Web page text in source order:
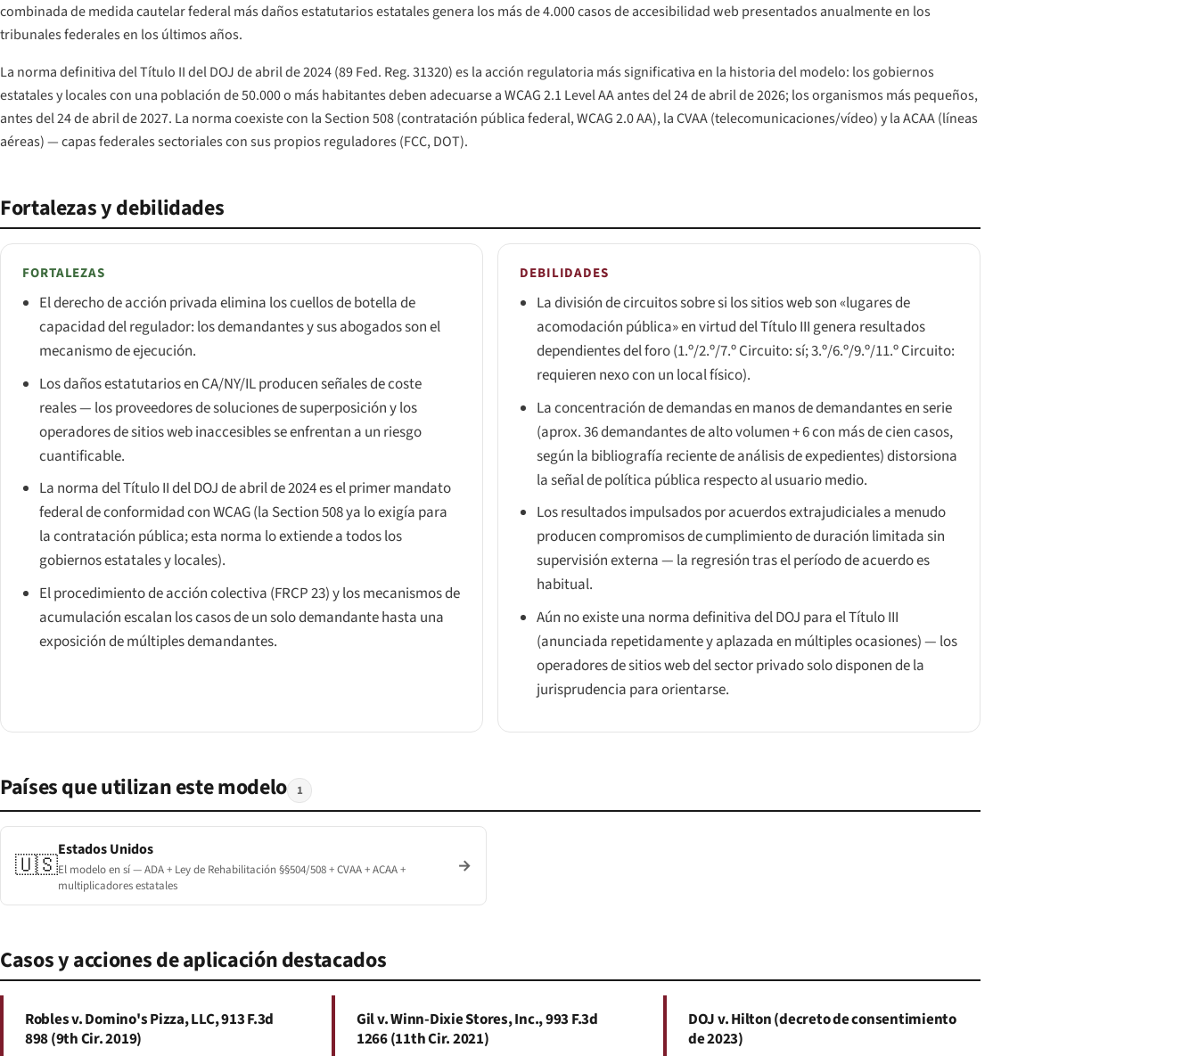
combinada de medida cautelar federal más daños estatutarios estatales genera los más de 4.000 casos de accesibilidad web presentados anualmente en los
tribunales federales en los últimos años.
La norma definitiva del Título II del DOJ de abril de 2024 (89 Fed. Reg. 31320) es la acción regulatoria más significativa en la historia del modelo: los gobiernos
estatales y locales con una población de 50.000 o más habitantes deben adecuarse a WCAG 2.1 Level AA antes del 24 de abril de 2026; los organismos más pequeños,
antes del 24 de abril de 2027. La norma coexiste con la Section 508 (contratación pública federal, WCAG 2.0 AA), la CVAA (telecomunicaciones/vídeo) y la ACAA (líneas
aéreas) — capas federales sectoriales con sus propios reguladores (FCC, DOT).
Fortalezas y debilidades
FORTALEZAS
El derecho de acción privada elimina los cuellos de botella de
capacidad del regulador: los demandantes y sus abogados son el
mecanismo de ejecución.
Los daños estatutarios en CA/NY/IL producen señales de coste
reales — los proveedores de soluciones de superposición y los
operadores de sitios web inaccesibles se enfrentan a un riesgo
cuantificable.
La norma del Título II del DOJ de abril de 2024 es el primer mandato
federal de conformidad con WCAG (la Section 508 ya lo exigía para
la contratación pública; esta norma lo extiende a todos los
gobiernos estatales y locales).
El procedimiento de acción colectiva (FRCP 23) y los mecanismos de
acumulación escalan los casos de un solo demandante hasta una
exposición de múltiples demandantes.
DEBILIDADES
La división de circuitos sobre si los sitios web son «lugares de
acomodación pública» en virtud del Título III genera resultados
dependientes del foro (1.º/2.º/7.º Circuito: sí; 3.º/6.º/9.º/11.º Circuito:
requieren nexo con un local físico).
La concentración de demandas en manos de demandantes en serie
(aprox. 36 demandantes de alto volumen + 6 con más de cien casos,
según la bibliografía reciente de análisis de expedientes) distorsiona
la señal de política pública respecto al usuario medio.
Los resultados impulsados por acuerdos extrajudiciales a menudo
producen compromisos de cumplimiento de duración limitada sin
supervisión externa — la regresión tras el período de acuerdo es
habitual.
Aún no existe una norma definitiva del DOJ para el Título III
(anunciada repetidamente y aplazada en múltiples ocasiones) — los
operadores de sitios web del sector privado solo disponen de la
jurisprudencia para orientarse.
Países que utilizan este modelo 1
🇺🇸
Estados Unidos
El modelo en sí — ADA + Ley de Rehabilitación §§504/508 + CVAA + ACAA +
multiplicadores estatales
→
Casos y acciones de aplicación destacados
Robles v. Domino's Pizza, LLC, 913 F.3d
898 (9th Cir. 2019)
Gil v. Winn-Dixie Stores, Inc., 993 F.3d
1266 (11th Cir. 2021)
DOJ v. Hilton (decreto de consentimiento
de 2023)